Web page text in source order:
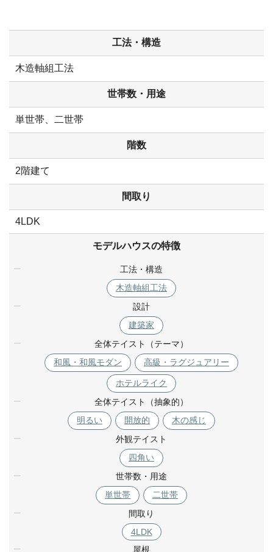
工法・構造
木造軸組工法
世帯数・用途
単世帯、二世帯
階数
2階建て
間取り
4LDK
モデルハウスの特徴
工法・構造
木造軸組工法
設計
建築家
全体テイスト（テーマ）
和風・和風モダン
高級・ラグジュアリー
ホテルライク
全体テイスト（抽象的）
明るい
開放的
木の感じ
外観テイスト
四角い
世帯数・用途
単世帯
二世帯
間取り
4LDK
屋根